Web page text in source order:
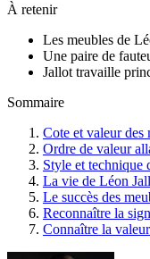
À retenir
Les meubles de
Une paire de
Jallot travaille
Sommaire
Cote et valeur des
Ordre de valeur
Style et technique
La vie de Léon
Le succès des
Reconnaître la
Connaître la